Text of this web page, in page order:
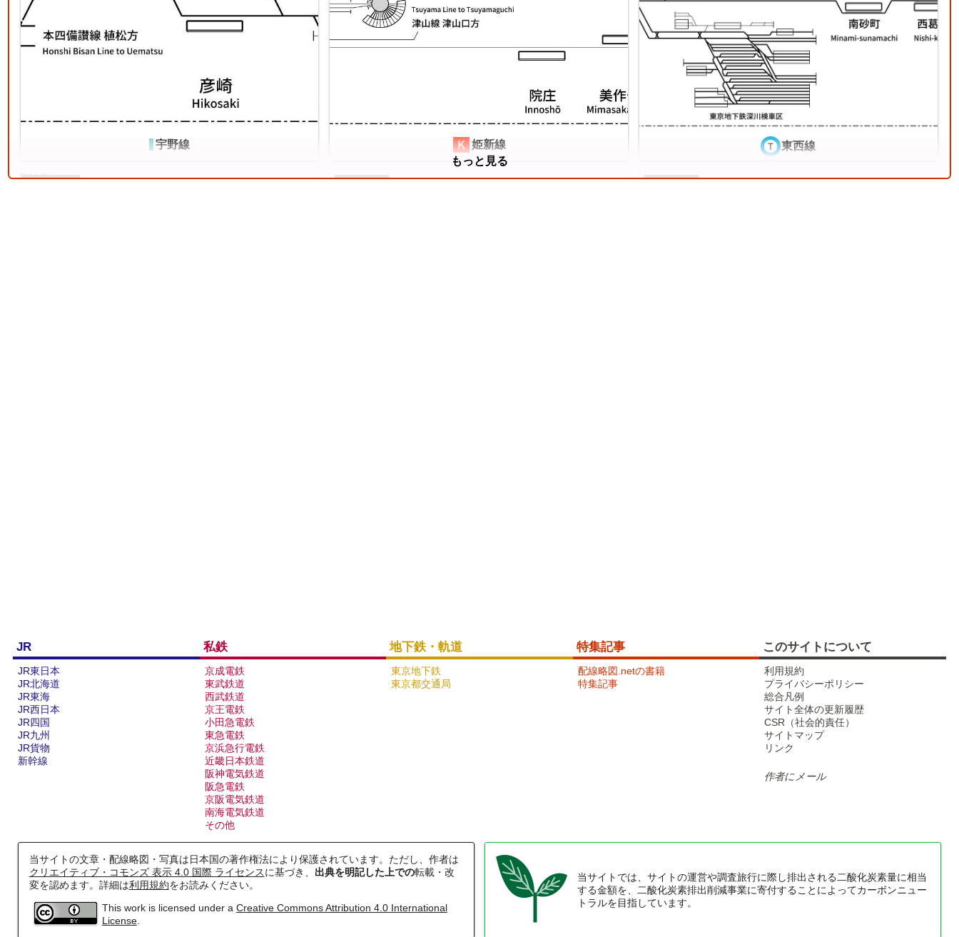
東海道本線（米原～神戸） 総武本線
関西本線（亀山～JR難波）
16 18
19 20
宇野線 姫新線 東西線
もっと見る
JR
JR東日本
JR北海道
JR東海
JR西日本
JR四国
JR九州
JR貨物
新幹線
私鉄
京成電鉄
東武鉄道
西武鉄道
京王電鉄
小田急電鉄
東急電鉄
京浜急行電鉄
近畿日本鉄道
阪神電気鉄道
阪急電鉄
京阪電気鉄道
南海電気鉄道
その他
地下鉄・軌道
東京地下鉄
東京都交通局
特集記事
配線略図.netの書籍
特集記事
このサイトについて
利用規約
プライバシーポリシー
総合凡例
サイト全体の更新履歴
CSR（社会的責任）
サイトマップ
リンク
作者にメール
当サイトの文章・配線略図・写真は日本国の著作権法により保護されています。ただし、作者は
クリエイティブ・コモンズ 表示 4.0 国際 ライセンスに基づき、 出典を明記した上での転載・改
変を認めます。詳細は利用規約をお読みください。
This work is licensed under a Creative Commons Attribution 4.0 International
License.
当サイトでは、サイトの運営や調査旅行に際し排出される二酸化炭素量に相当
する金額を、二酸化炭素排出削減事業に寄付することによってカーボンニュー
トラルを目指しています。